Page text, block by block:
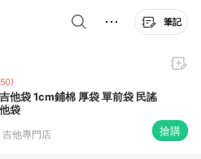
筆記
他袋 1cm鋪棉 厚袋 單前袋 民謠
袋
他專門店 搶購